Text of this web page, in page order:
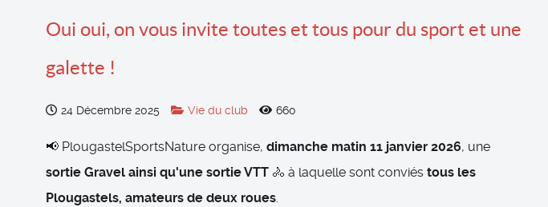
Oui oui, on vous invite toutes et tous pour du sport et une
galette !
24 Décembre 2025 Vie du club 660
📢 PlougastelSportsNature organise, dimanche matin 11 janvier 2026, une
sortie Gravel ainsi qu'une sortie VTT 🚴 à laquelle sont conviés tous les
Plougastels, amateurs de deux roues.